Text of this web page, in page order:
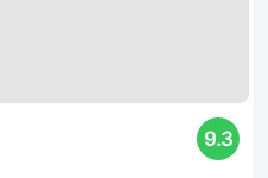
9.3